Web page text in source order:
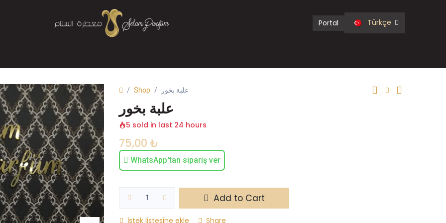
Portal Türkçe
Shop علبة بخور
علبة بخور
5 sold in last 24 hours
75,00 ₺
WhatsApp'tan sipariş ver
Add to Cart
İstek listesine ekle Share